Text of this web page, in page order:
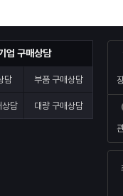
2,574,000원
합니다 3,234,000원
업 구매상담
담 부품 구매상담
상담 대량 구매상담